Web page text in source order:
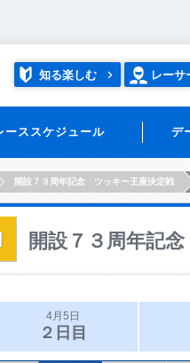
知る楽しむ レーサ
ーススケジュール デ
開設７３周年記念 ツッキー王座決定戦
開設７３周年記
4月5日
２日目